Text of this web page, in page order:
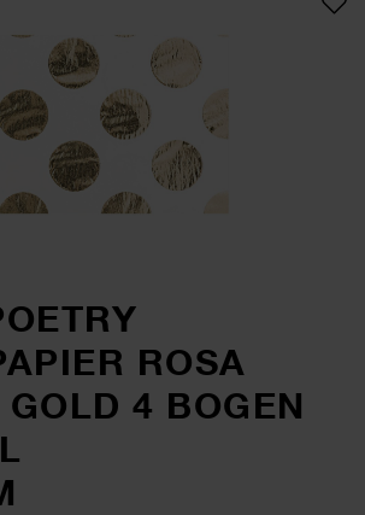
ROSA
4 BOGEN